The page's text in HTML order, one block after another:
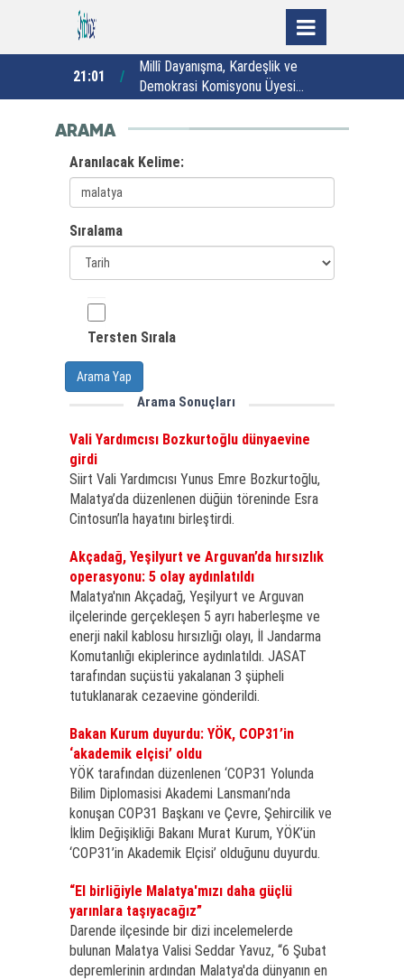
21:01
Millî Dayanışma, Kardeşlik ve
Demokrasi Komisyonu Üyesi
kardeşliği bir slogan değil, bu
ARAMA
Aranılacak Kelime:
Sıralama
Tersten Sırala
Arama Yap
Arama Sonuçları
Vali Yardımcısı Bozkurtoğlu dünyaevine
girdi
Siirt Vali Yardımcısı Yunus Emre Bozkurtoğlu,
Malatya’da düzenlenen düğün töreninde Esra
Cintosun’la hayatını birleştirdi.
Akçadağ, Yeşilyurt ve Arguvan’da hırsızlık
operasyonu: 5 olay aydınlatıldı
Malatya'nın Akçadağ, Yeşilyurt ve Arguvan
ilçelerinde gerçekleşen 5 ayrı haberleşme ve
enerji nakil kablosu hırsızlığı olayı, İl Jandarma
Komutanlığı ekiplerince aydınlatıldı. JASAT
tarafından suçüstü yakalanan 3 şüpheli
tutuklanarak cezaevine gönderildi.
Bakan Kurum duyurdu: YÖK, COP31’in
‘akademik elçisi’ oldu
YÖK tarafından düzenlenen ‘COP31 Yolunda
Bilim Diplomasisi Akademi Lansmanı’nda
konuşan COP31 Başkanı ve Çevre, Şehircilik ve
İklim Değişikliği Bakanı Murat Kurum, YÖK’ün
‘COP31’in Akademik Elçisi’ olduğunu duyurdu.
“El birliğiyle Malatya'mızı daha güçlü
yarınlara taşıyacağız”
Darende ilçesinde bir dizi incelemelerde
bulunan Malatya Valisi Seddar Yavuz, “6 Şubat
depremlerinin ardından Malatya'da dünyanın en